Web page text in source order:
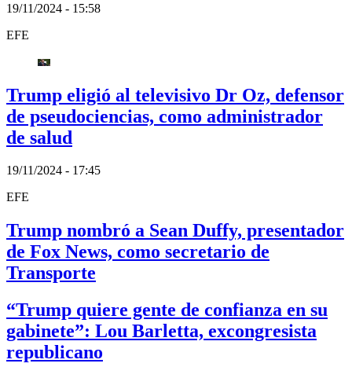
19/11/2024 - 15:58
EFE
Trump eligió al televisivo Dr Oz, defensor
de pseudociencias, como administrador
de salud
19/11/2024 - 17:45
EFE
Trump nombró a Sean Duffy, presentador
de Fox News, como secretario de
Transporte
“Trump quiere gente de confianza en su
gabinete”: Lou Barletta, excongresista
republicano